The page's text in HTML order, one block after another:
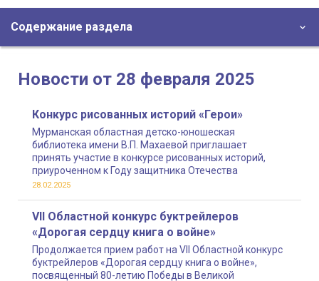
Содержание раздела
Новости от 28 февраля 2025
Конкурс рисованных историй «Герои»
Мурманская областная детско-юношеская
библиотека имени В.П. Махаевой приглашает
принять участие в конкурсе рисованных историй,
приуроченном к Году защитника Отечества
28.02.2025
VII Областной конкурс буктрейлеров
«Дорогая сердцу книга о войне»
Продолжается прием работ на VII Областной конкурс
буктрейлеров «Дорогая сердцу книга о войне»,
посвященный 80-летию Победы в Великой